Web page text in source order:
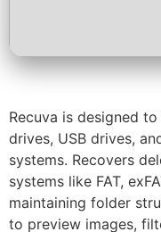
Recuva is designed
drives, USB drives,
systems. Recovers
systems like FAT,
maintaining folder
to preview images,